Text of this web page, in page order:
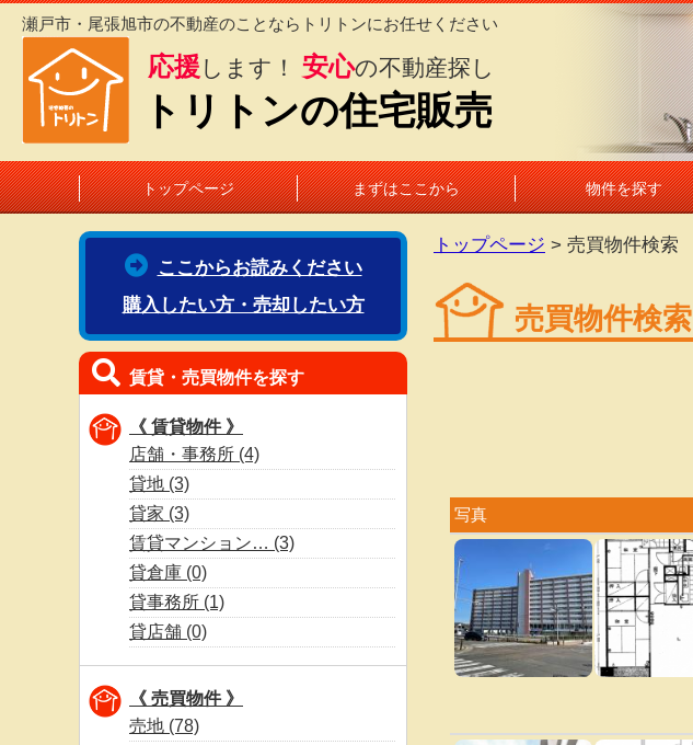
瀬戸市・尾張旭市の不動産のことならトリトンにお任せください
応援 します！ 安心の不動産探し
トリトンの住宅販売
トップページ まずはここから 物件を探す
トップページ > 売買物件検索
売買物件検索
写真
ここからお読みください
購入したい方・売却したい方
賃貸・売買物件を探す
《 賃貸物件 》
店舗・事務所 (4)
貸地 (3)
貸家 (3)
賃貸マンション… (3)
貸倉庫 (0)
貸事務所 (1)
貸店舗 (0)
《 売買物件 》
売地 (78)